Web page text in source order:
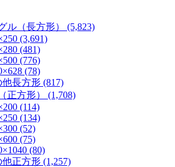
ル（長方形） (5,823)
(3,691)
(481)
(776)
(78)
他長方形 (817)
正方形） (1,708)
(114)
(134)
(52)
(75)
(80)
他正方形 (1,257)